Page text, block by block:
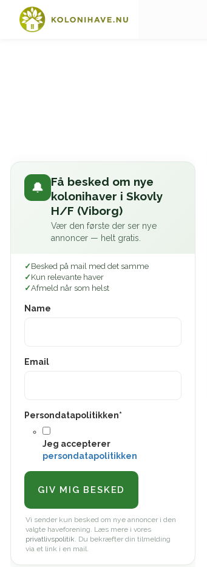
🔔
Få besked om nye
kolonihaver i Skovly
H/F (Viborg)
Vær den første der ser nye
annoncer — helt gratis.
Besked på mail med det samme
Kun relevante haver
Afmeld når som helst
Name
Email
Persondatapolitikken*
Jeg accepterer
persondatapolitikken
Vi sender kun besked om nye annoncer i den
valgte haveforening. Læs mere i vores
privatlivspolitik. Du bekræfter din tilmelding
via et link i en mail.